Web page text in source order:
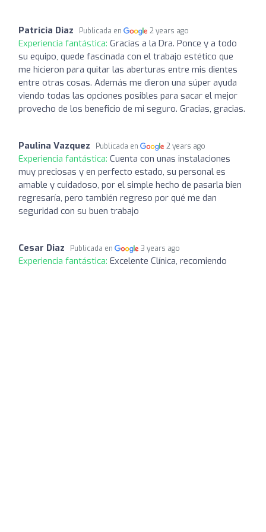
Patricia Diaz Publicada en 2 years ago
Experiencia fantástica: Gracias a la Dra. Ponce y a todo
su equipo, quede fascinada con el trabajo estético que
me hicieron para quitar las aberturas entre mis dientes
entre otras cosas. Además me dieron una súper ayuda
viendo todas las opciones posibles para sacar el mejor
provecho de los beneficio de mi seguro. Gracias, gracias.
Paulina Vazquez Publicada en 2 years ago
Experiencia fantástica: Cuenta con unas instalaciones
muy preciosas y en perfecto estado, su personal es
amable y cuidadoso, por el simple hecho de pasarla bien
regresaría, pero también regreso por qué me dan
seguridad con su buen trabajo
Cesar Diaz Publicada en 3 years ago
Experiencia fantástica: Excelente Clínica, recomiendo